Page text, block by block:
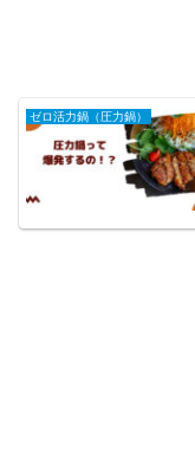
ゼロ活力鍋（圧力鍋）